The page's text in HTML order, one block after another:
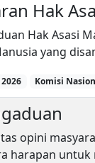
Hak
Hak Asasi
yang
Komisi
opini